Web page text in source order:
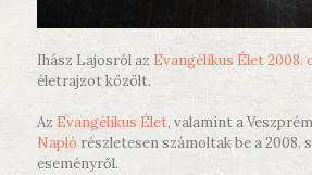
Ihász Lajosról az Evangélikus Élet 2008.
életrajzot közölt.
Az Evangélikus Élet, valamint a
Napló részletesen számoltak be a 2008.
eseményről.